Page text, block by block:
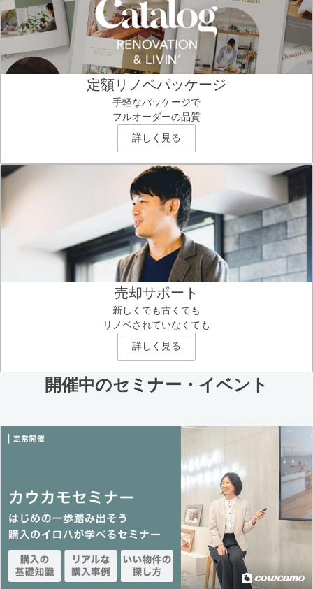
定額リノベパッケージ
手軽なパッケージで
フルオーダーの品質
詳しく見る
売却サポート
新しくても古くても
リノベされていなくても
詳しく見る
開催中のセミナー・イベント